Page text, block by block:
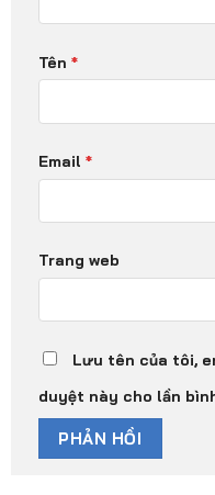
Tên *
Email *
Trang web
Lưu tên của tôi,
duyệt này cho lần